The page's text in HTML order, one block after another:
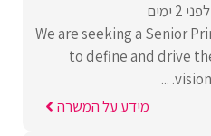
ימים
We are seeking a Senior
to define and drive
מידע על המשרה